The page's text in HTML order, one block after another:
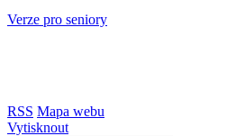
Verze pro seniory
RSS Mapa webu
Vytisknout